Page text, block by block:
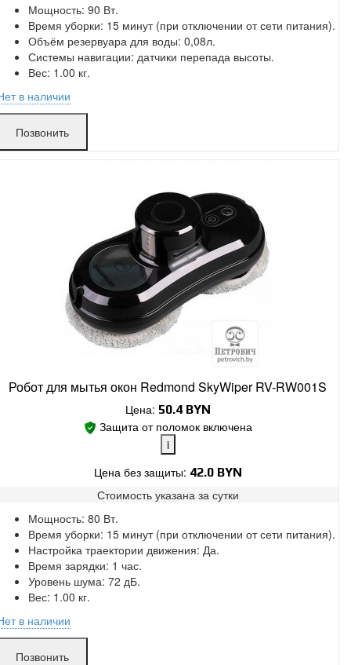
Без скрытых платежей.
Мощность: 90 Вт.
Время уборки: 15 минут (при отключении от сети питания).
Объём резервуара для воды: 0,08л.
Системы навигации: датчики перепада высоты.
Вес: 1.00 кг.
в наличии
Позвонить
Робот для мытья окон Redmond SkyWiper RV-RW001S
Цена: 50.4 BYN
Защита от поломок включена
i
Без скрытых платежей.
Цена без защиты: 42.0 BYN
Стоимость указана за сутки
Мощность: 80 Вт.
Время уборки: 15 минут (при отключении от сети питания).
Настройка траектории движения: Да.
Время зарядки: 1 час.
Уровень шума: 72 дБ.
Вес: 1.00 кг.
в наличии
Позвонить